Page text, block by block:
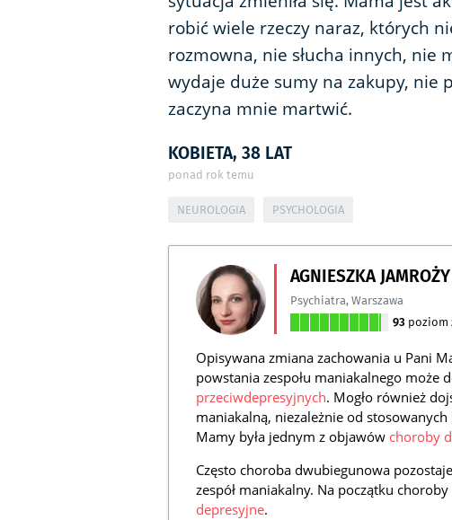
robić wiele rzeczy naraz, których
rozmowna, nie słucha innych, nie
wydaje duże sumy na zakupy, nie
zaczyna mnie martwić.
KOBIETA, 38 LAT
ponad rok temu
NEUROLOGIA PSYCHOLOGIA
AGNIESZKA JAMROŻY
Psychiatra,Warszawa
93 poziom
Opisywana zmiana zachowania u Pani
powstania zespołu maniakalnego może
przeciwdepresyjnych. Mogło również
maniakalną, niezależnie od
Mamy była jednym z objawów choroby
Często choroba dwubiegunowa
zespół maniakalny. Na początku
depresyjne.